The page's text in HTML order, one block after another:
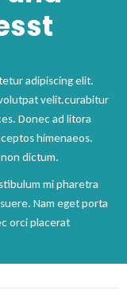
adipiscing elit.
velit.curabitur
Donec ad litora
himenaeos.
dictum.
mi pharetra
Nam eget porta
orci placerat